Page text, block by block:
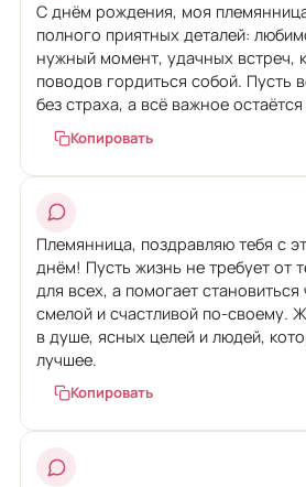
С днём рождения, моя
полного приятных деталей:
нужный момент, удачных встреч,
поводов гордиться собой. Пусть
без страха, а всё важное
Копировать
Племянница, поздравляю тебя с
днём! Пусть жизнь не требует от
для всех, а помогает становиться
смелой и счастливой по-своему.
в душе, ясных целей и людей,
лучшее.
Копировать